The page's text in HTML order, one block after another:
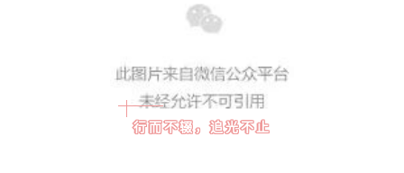
行而不辍，追光不止